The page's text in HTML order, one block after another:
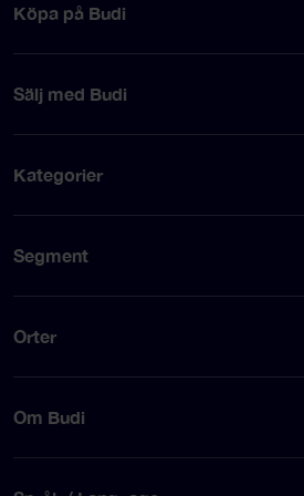
Köpa på Budi
Sälj med Budi
Kategorier
Segment
Orter
Om Budi